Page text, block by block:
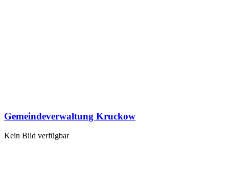
Gemeindeverwaltung Kruckow
Kein Bild verfügbar